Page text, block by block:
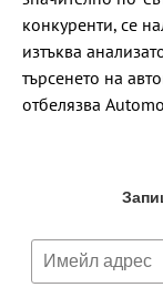
конкуренти, се
изтъква
търсенето на
отбелязва